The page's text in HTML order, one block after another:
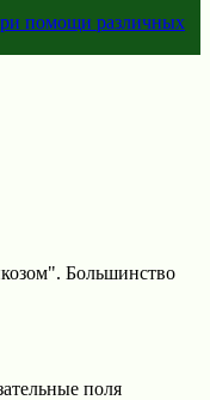
помощи различных
Большинство
поля